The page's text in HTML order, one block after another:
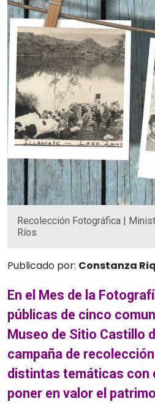
Recolección Fotográfica |
Ríos
Publicado por: Constanza
En el Mes de la
públicas de cinco
Museo de Sitio Castillo
campaña de
distintas temáticas con
poner en valor el